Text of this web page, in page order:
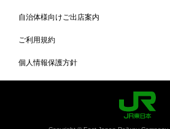
自治体様向けご出店案内
ご利用規約
個人情報保護方針